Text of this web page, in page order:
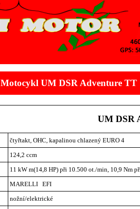
Motocykl UM DSR Adventure TT
UM DSR
čtyřtakt, OHC, kapalinou chlazený EURO 4
124,2 ccm
11 kW m(14,8 HP) při 10.500 ot./min, 10,9 Nm
MARELLI EFI
nožní/elektrické